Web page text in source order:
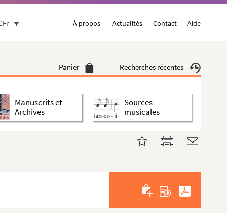
À propos Actualités Contact Aide
Panier Recherches récentes
Manuscrits et
Archives
Sources
musicales